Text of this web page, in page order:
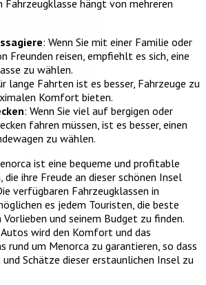
Fahrzeugklasse hängt von mehreren
: Wenn Sie mit einer Familie oder
Freunden reisen, empfiehlt es sich, eine
zu wählen.
lange Fahrten ist es besser, Fahrzeuge zu
Komfort bieten.
: Wenn Sie viel auf bergigen oder
fahren müssen, ist es besser, einen
zu wählen.
ist eine bequeme und profitable
die ihre Freude an dieser schönen Insel
verfügbaren Fahrzeugklassen in
es jedem Touristen, die beste
und seinem Budget zu finden.
wird den Komfort und das
rund um Menorca zu garantieren, so dass
Schätze dieser erstaunlichen Insel zu